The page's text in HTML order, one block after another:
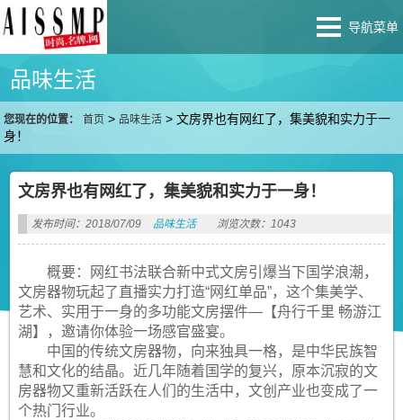
导航菜单
品味生活
您现在的位置： 首页 > 品味生活 >文房界也有网红了，集美貌和实力于一
身！
文房界也有网红了，集美貌和实力于一身！
发布时间：2018/07/09 品味生活 浏览次数：1043
概要：网红书法联合新中式文房引爆当下国学浪潮，
文房器物玩起了直播实力打造“网红单品”，这个集美学、
艺术、实用于一身的多功能文房摆件—【舟行千里 畅游江
湖】，邀请你体验一场感官盛宴。
中国的传统文房器物，向来独具一格，是中华民族智
慧和文化的结晶。近几年随着国学的复兴，原本沉寂的文
房器物又重新活跃在人们的生活中，文创产业也变成了一
个热门行业。